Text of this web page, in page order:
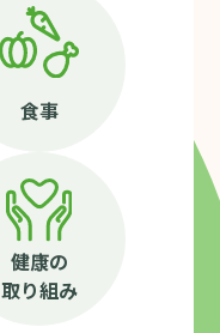
食事
健康の
取り組み